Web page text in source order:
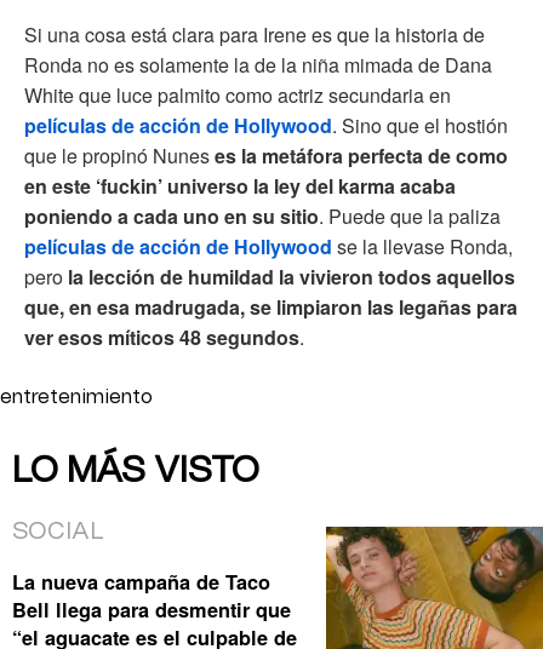
Si una cosa está clara para Irene es que la historia de
Ronda no es solamente la de la niña mimada de Dana
White que luce palmito como actriz secundaria en
películas de acción de Hollywood. Sino que el hostión
que le propinó Nuneses la metáfora perfecta de como
en este ‘fuckin’ universo la ley del karma acaba
poniendo a cada uno en su sitio. Puede que la paliza
películas de acción de Hollywood se la llevase Ronda,
pero la lección de humildad la vivieron todos aquellos
que, en esa madrugada, se limpiaron las legañas para
ver esos míticos 48 segundos.
entretenimiento
LO MÁS VISTO
SOCIAL
La nueva campaña de Taco
Bell llega para desmentir que
“el aguacate es el culpable de